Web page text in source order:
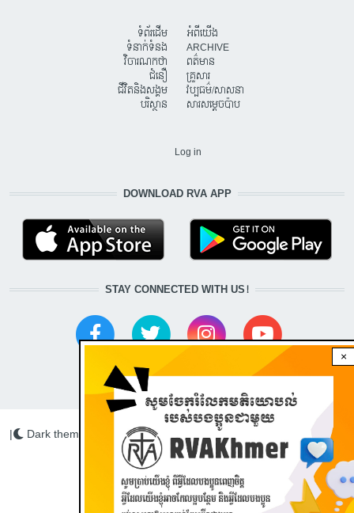
×
ទំព័រដើម
ទំនាក់ទំនង
វិចារណកថា
ជំនឿ
ជីវិតនិងសង្គម
បរិស្ថាន
អំពីយើង
ARCHIVE
ពត៌មាន
គ្រួសារ
វប្បធម៌/សាសនា
សារសម្តេចប៉ាប
Log in
DOWNLOAD RVA APP
STAY CONNECTED WITH US!
Radio Veritas Asia © 2022
| Dark theme